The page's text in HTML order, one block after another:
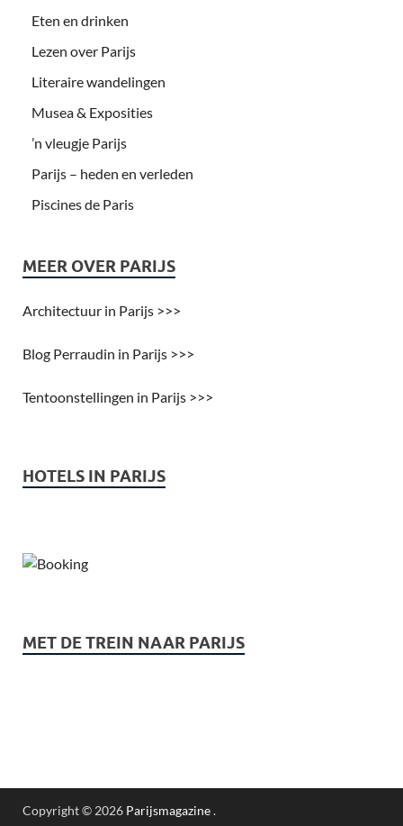
Eten en drinken
Lezen over Parijs
Literaire wandelingen
Musea & Exposities
’n vleugje Parijs
Parijs – heden en verleden
Piscines de Paris
MEER OVER PARIJS
Architectuur in Parijs >>>
Blog Perraudin in Parijs >>>
Tentoonstellingen in Parijs >>>
HOTELS IN PARIJS
MET DE TREIN NAAR PARIJS
Copyright © 2026 Parijsmagazine.